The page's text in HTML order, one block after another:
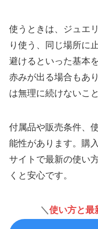
使うときは、ジュエ
り使う、同じ場所に
避けるといった基本
赤みが出る場合もあ
は無理に続けないこ
付属品や販売条件、
能性があります。購
サイトで最新の使い
くと安心です。
＼ 使い方と最